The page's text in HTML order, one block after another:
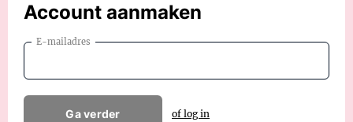
Account aanmaken
E-mailadres
Ga verder of log in